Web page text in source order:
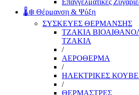
Επαγγελματικές
🌡️❄️ Θέρμανση & Ψύξη
ΣΥΣΚΕΥΕΣ ΘΕΡΜΑΝΣΗΣ
ΤΖΑΚΙΑ
ΤΖΑΚΙΑ
/
ΑΕΡΟΘΕΡΜΑ
/
ΗΛΕΚΤΡΙΚΕΣ
/
ΘΕΡΜΑΣΤΡΕΣ